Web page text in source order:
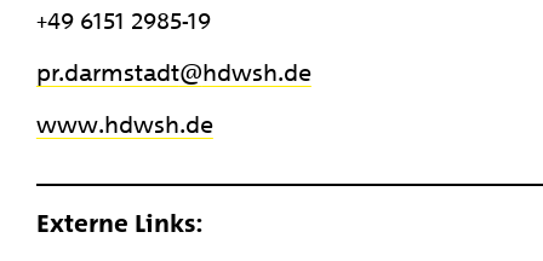
+49 6151 2985-19
pr.darmstadt
​hdwsh.de
www.hdwsh.de
Externe Links: